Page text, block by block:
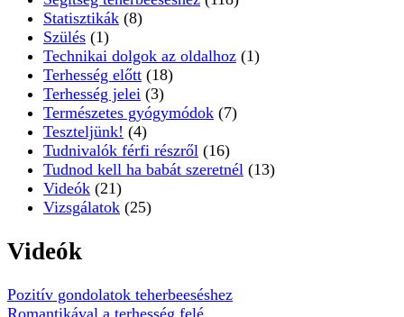
Statisztikák (8)
Szülés (1)
Technikai dolgok az oldalhoz (1)
Terhesség előtt (18)
Terhesség jelei (3)
Természetes gyógymódok (7)
Teszteljünk! (4)
Tudnivalók férfi részről (16)
Tudnod kell ha babát szeretnél (13)
Videók (21)
Vizsgálatok (25)
Videók
Pozitív gondolatok teherbeeséshez
Romantikával a terhesség felé